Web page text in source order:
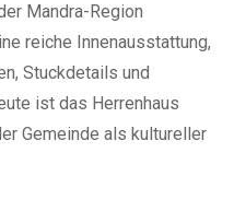
Mandra-Region
reiche Innenausstattung,
Stuckdetails und
ist das Herrenhaus
Gemeinde als kultureller